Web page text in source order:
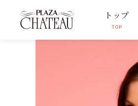
トップ
TOP